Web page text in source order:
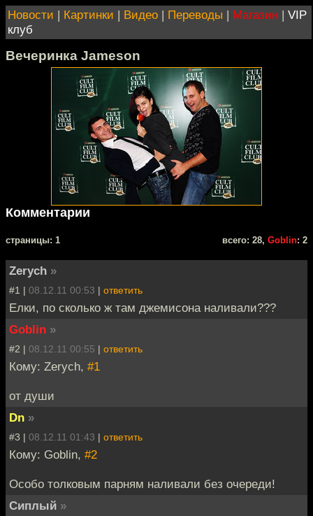
Новости | Картинки | Видео | Переводы | Магазин | VIP
клуб
Вечеринка Jameson
Комментарии
cтраницы: 1 всего: 28, Goblin: 2
Zerych »
#1 | 08.12.11 00:53 | ответить
Елки, по сколько ж там джемисона наливали???
Goblin »
#2 | 08.12.11 00:55 | ответить
Кому: Zerych, #1
от души
Dn »
#3 | 08.12.11 01:43 | ответить
Кому: Goblin, #2
Особо толковым парням наливали без очереди!
Сиплый »